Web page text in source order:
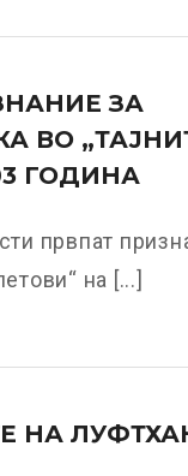
ЗА
ВО
ГОДИНА
првпат
на [...]
НА